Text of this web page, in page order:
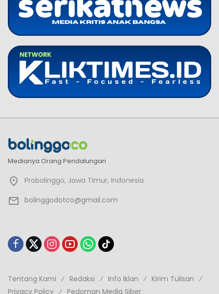
Medianya Orang Pendalungan
Probolinggo, Jawa Timur, Indonesia
bolinggodotco@gmail.com
Tentang Kami Redaksi Info Iklan
Kirim Tulisan
Privacy Policy
Pedoman Media Siber